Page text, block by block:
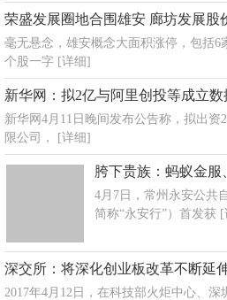
荣盛发展圈地合围雄安 廊坊发展股
毫无悬念，雄安概念大面积涨停，包括6
个股一字 [详细]
新华网：拟2亿与阿里创投等成立数
新华网4月11日晚间发布公告称，拟出
限公司，
[详细]
4月7日，常州永安公共
简称“永安行”）首发获 [
深交所：将深化创业板改革不断延
2017年4月12日，在科技部火炬中心、